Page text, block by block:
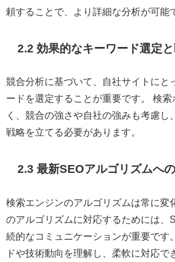
頼することで、より詳細な分析が可能
2.2 効果的なキーワード選定
競合分析に基づいて、自社サイトにと
ードを選定することが重要です。 検
く、競合の強さや自社の強みも考慮し
戦略を立てる必要があります。
2.3 最新SEOアルゴリズムへ
検索エンジンのアルゴリズムは常に変
のアルゴリズムに対応するためには、
続的なコミュニケーションが重要です
ドや技術動向を理解し、柔軟に対応で